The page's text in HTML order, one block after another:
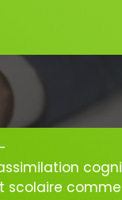
-
scolaire